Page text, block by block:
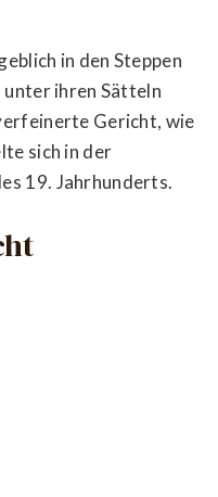
in den Steppen
unter ihren Sätteln
Gericht, wie
sich in der
19. Jahrhunderts.